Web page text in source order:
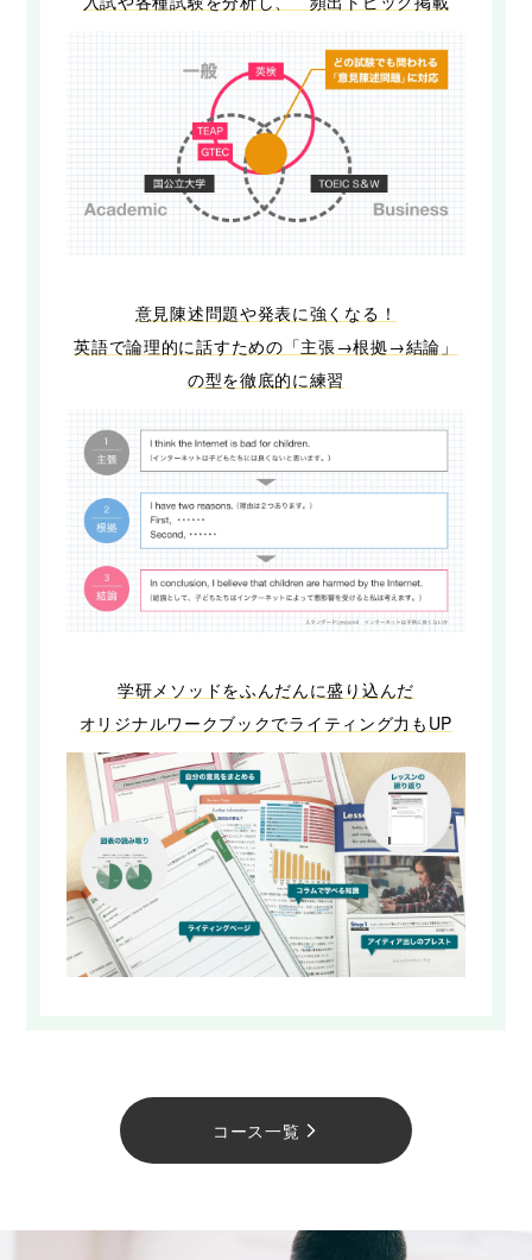
意見陳述問題や発表に強くなる！
英語で論理的に話すための「主張→根拠→結論」
の型を徹底的に練習
学研メソッドをふんだんに盛り込んだ
オリジナルワークブックでライティング力もUP
コース一覧 arrow_forward_ios